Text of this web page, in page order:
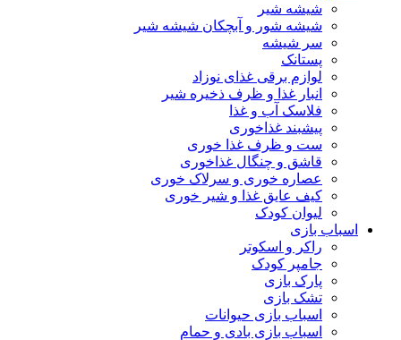
شیشه شیر
شیشه ‌شور و آبچکان شیشه‌ شیر
سر شیشه
پستانک
لوازم برقی غذای نوزاد
انبار غذا و ظرف ذخیره شیر
فلاسک آب و غذا
پیشبند غذاخوری
ست و ظرف غذا خوری
قاشق و چنگال غذاخوری
عصاره خوری و سرلاک خوری
کیف عایق غذا و شیر خوری
لیوان کودک
اسباب بازی
راکر و اسکوتر
جامپر کودک
پارک بازی
تشک بازی
اسباب بازی حیوانات
اسباب بازی بادی و حمام